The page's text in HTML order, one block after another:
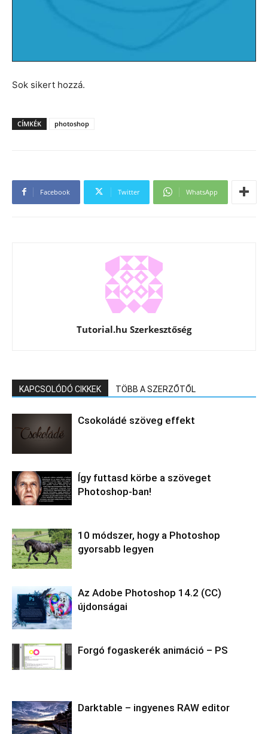
Sok sikert hozzá.
CÍMKÉK photoshop
Facebook Twitter WhatsApp
Tutorial.hu Szerkesztőség
KAPCSOLÓDÓ CIKKEK TÖBB A SZERZŐTŐL
Csokoládé szöveg effekt
Így futtasd körbe a szöveget
Photoshop-ban!
10 módszer, hogy a Photoshop
gyorsabb legyen
Az Adobe Photoshop 14.2 (CC)
újdonságai
Forgó fogaskerék animáció – PS
Darktable – ingyenes RAW editor